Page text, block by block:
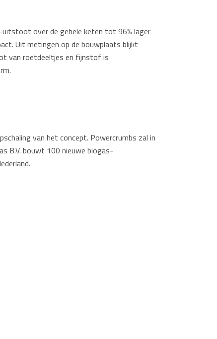
over de gehele keten tot 96% lager
Uit metingen op de bouwplaats blijkt
van roetdeeltjes en fijnstof is
van het concept. Powercrumbs zal in
B.V. bouwt 100 nieuwe biogas-